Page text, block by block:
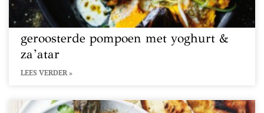
geroosterde pompoen met yoghurt &
za’atar
LEES VERDER »